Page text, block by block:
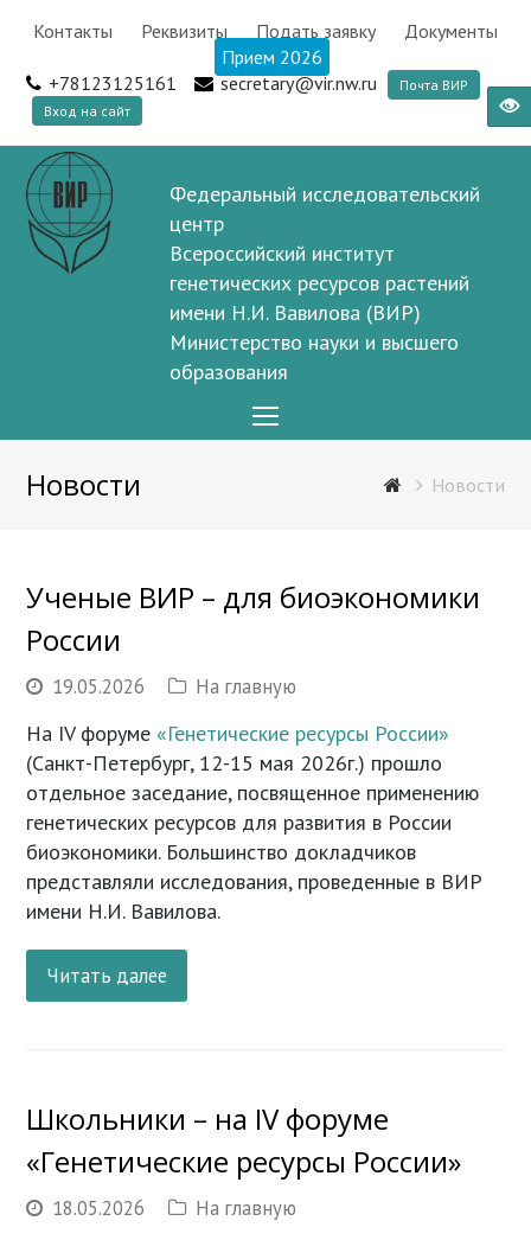
Контакты Реквизиты Подать заявку
Документы
Прием 2026
+78123125161
secretary@vir.nw.ru
Почта ВИР
Вход на сайт
Федеральный исследовательский
центр
Всероссийский институт
генетических ресурсов растений
имени Н.И. Вавилова (ВИР)
Министерство науки и высшего
образования
Новости Новости
Ученые ВИР – для биоэкономики
России
19.05.2026 На главную
На IV форуме«Генетические ресурсы России»
(Санкт-Петербург, 12-15 мая 2026г.) прошло
отдельное заседание, посвященное применению
генетических ресурсов для развития в России
биоэкономики. Большинство докладчиков
представляли исследования, проведенные в ВИР
имени Н.И. Вавилова.
Читать далее
Школьники – на IV форуме
«Генетические ресурсы России»
18.05.2026 На главную